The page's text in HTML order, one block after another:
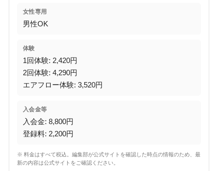
女性専用
男性OK
体験
1回体験: 2,420円
2回体験: 4,290円
エアフロー体験: 3,520円
入会金等
入会金: 8,800円
登録料: 2,200円
※ 料金はすべて税込。編集部が公式サイトを確認した時点の情報のため、最
新の内容は公式サイトをご確認ください。